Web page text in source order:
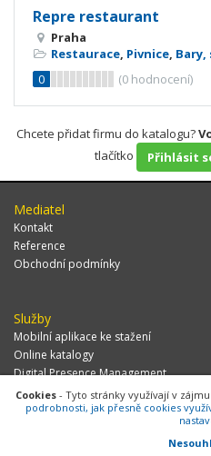
Repre restaurant
Praha
Restaurace, Pivnice, Bary,
0
(0 hodnocení)
Chcete přidat firmu do katalogu?
tlačítko
Přihlásit
Mediatel
Kontakt
Reference
Obchodní podmínky
Služby
Mobilní aplikace ke stažení
Online katalogy
Digital Presence Management
Více zákazníků
© 2026 MEDIATEL CZ, s.r.o.,Za
Cookies - Tyto stránky využívají v
podrobnosti, jak přesně cookies